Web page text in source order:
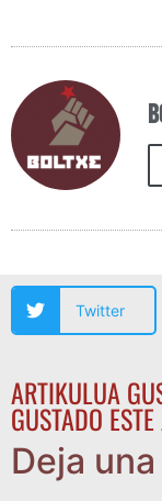
Twitter
ARTIKULUA
GUSTADO
Deja